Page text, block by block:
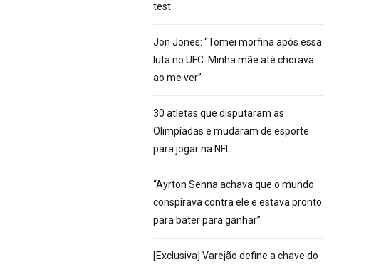
test
Jon Jones: “Tomei morfina após essa
luta no UFC. Minha mãe até chorava
ao me ver”
30 atletas que disputaram as
Olimpíadas e mudaram de esporte
para jogar na NFL
“Ayrton Senna achava que o mundo
conspirava contra ele e estava pronto
para bater para ganhar”
[Exclusiva] Varejão define a chave do